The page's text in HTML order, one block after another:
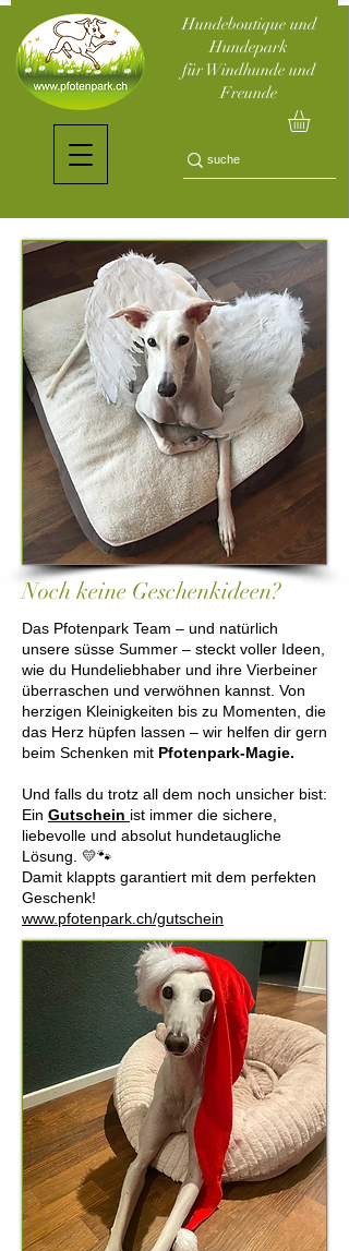
Hundeboutique und
Hundepark
für Windhunde und
Freunde
Noch keine Geschenkideen?
Das Pfotenpark Team – und natürlich
unsere süsse Summer – steckt voller Ideen,
wie du Hundeliebhaber und ihre Vierbeiner
überraschen und verwöhnen kannst. Von
herzigen Kleinigkeiten bis zu Momenten, die
das Herz hüpfen lassen – wir helfen dir gern
beim Schenken mit Pfotenpark-Magie.
Und falls du trotz all dem noch unsicher bist:
Ein Gutschein ist immer die sichere,
liebevolle und absolut hundetaugliche
Lösung. 💛🐾
Damit klappts garantiert mit dem perfekten
Geschenk!
www.pfotenpark.ch/gutschein